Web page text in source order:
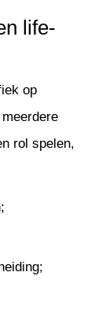
life-
op
rol spelen,